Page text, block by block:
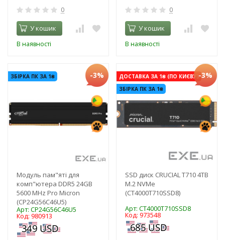
0
У кошик
В наявності
0
У кошик
В наявності
ЗБІРКА ПК ЗА 1₴ -3%
Модуль пам"яті для
комп"ютера DDR5 24GB
5600 MHz Pro Micron
(CP24G56C46U5)
Арт: CP24G56C46U5
Код: 980913
ДОСТАВКА ЗА 1₴ (ПО КИЄВУ)
ЗБІРКА ПК ЗА 1₴
-3%
SSD диск CRUCIAL T710 4TB
M.2 NVMe
(CT4000T710SSD8)
Арт: CT4000T710SSD8
Код: 973548